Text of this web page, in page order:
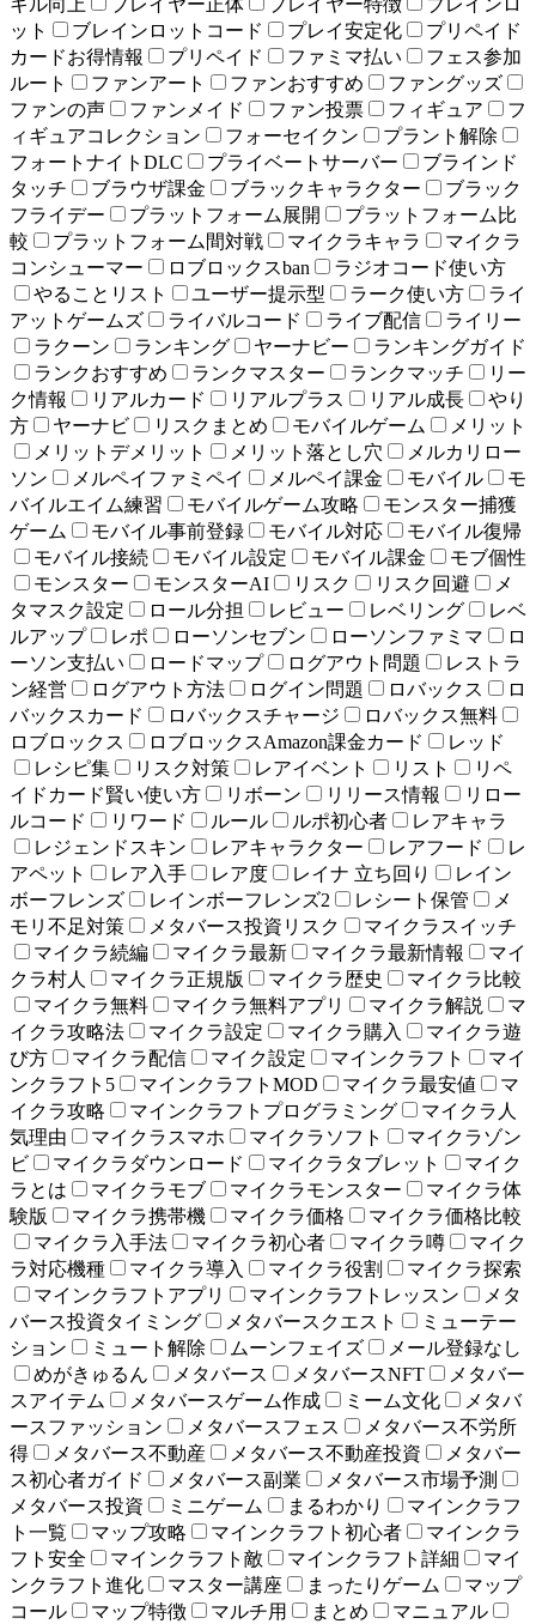
キル向上 プレイヤー正体 プレイヤー特徴
ブレインロ
ット
ブレインロットコード プレイ安定化
プリペイド
カードお得情報
プリペイド ファミマ払い
フェス参加
ルート
ファンアート ファンおすすめ
ファングッズ
ファンの声
ファンメイド ファン投票 フィギュア
フ
ィギュアコレクション
フォーセイクン
プラント解除
フォートナイトDLC
プライベートサーバー
ブラインド
タッチ
ブラウザ課金 ブラックキャラクター
ブラック
フライデー
プラットフォーム展開
プラットフォーム比
較
プラットフォーム間対戦 マイクラキャラ
マイクラ
コンシューマー
ロブロックスban
ラジオコード使い方
やることリスト
ユーザー提示型 ラーク使い方
ライ
アットゲームズ
ライバルコード ライブ配信
ライリー
ラクーン
ランキング ヤーナビー
ランキングガイド
ランクおすすめ
ランクマスター ランクマッチ
リー
ク情報
リアルカード リアルプラス リアル成長
やり
方
ヤーナビ リスクまとめ モバイルゲーム
メリット
メリットデメリット
メリット落とし穴
メルカリロー
ソン
メルペイファミペイ メルペイ課金 モバイル
モ
バイルエイム練習
モバイルゲーム攻略
モンスター捕獲
ゲーム
モバイル事前登録 モバイル対応
モバイル復帰
モバイル接続
モバイル設定 モバイル課金
モブ個性
モンスター
モンスターAI リスク リスク回避
メ
タマスク設定
ロール分担 レビュー レベリング
レベ
ルアップ
レポ ローソンセブン ローソンファミマ
ロ
ーソン支払い
ロードマップ ログアウト問題
レストラ
ン経営
ログアウト方法 ログイン問題 ロバックス
ロ
バックスカード
ロバックスチャージ
ロバックス無料
ロブロックス
ロブロックスAmazon課金カード
レッド
レシピ集
リスク対策 レアイベント リスト
リペ
イドカード賢い使い方
リボーン リリース情報
リロー
ルコード
リワード ルール ルポ初心者
レアキャラ
レジェンドスキン
レアキャラクター レアフード
レ
アペット
レア入手 レア度 レイナ 立ち回り
レイン
ボーフレンズ
レインボーフレンズ2 レシート保管
メ
モリ不足対策
メタバース投資リスク
マイクラスイッチ
マイクラ続編
マイクラ最新 マイクラ最新情報
マイ
クラ村人
マイクラ正規版 マイクラ歴史
マイクラ比較
マイクラ無料
マイクラ無料アプリ マイクラ解説
マ
イクラ攻略法
マイクラ設定 マイクラ購入
マイクラ遊
び方
マイクラ配信 マイク設定 マインクラフト
マイ
ンクラフト5
マインクラフトMOD マイクラ最安値
マ
イクラ攻略
マインクラフトプログラミング
マイクラ人
気理由
マイクラスマホ マイクラソフト
マイクラゾン
ビ
マイクラダウンロード マイクラタブレット
マイク
ラとは
マイクラモブ マイクラモンスター
マイクラ体
験版
マイクラ携帯機 マイクラ価格
マイクラ価格比較
マイクラ入手法
マイクラ初心者 マイクラ噂
マイク
ラ対応機種
マイクラ導入 マイクラ役割
マイクラ探索
マインクラフトアプリ
マインクラフトレッスン
メタ
バース投資タイミング
メタバースクエスト
ミューテー
ション
ミュート解除 ムーンフェイズ
メール登録なし
めがきゅるん
メタバース メタバースNFT
メタバー
スアイテム
メタバースゲーム作成 ミーム文化
メタバ
ースファッション
メタバースフェス
メタバース不労所
得
メタバース不動産 メタバース不動産投資
メタバー
ス初心者ガイド
メタバース副業
メタバース市場予測
メタバース投資
ミニゲーム まるわかり
マインクラフ
ト一覧
マップ攻略 マインクラフト初心者
マインクラ
フト安全
マインクラフト敵 マインクラフト詳細
マイ
ンクラフト進化
マスター講座 まったりゲーム
マップ
コール
マップ特徴 マルチ用 まとめ
マニュアル